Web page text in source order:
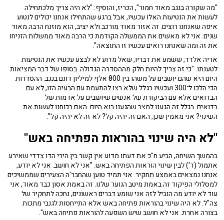
"מה שקורה בנגב מאוד חמור", הכריז, והוסיף: "לא היה צריך מלכתחילה
לעשות את הנטיעות האלו עכשיו, אבל ברגע שהתחילו אנחנו יכולים לנטוע
איפה שאנחנו רוצים. זה אזור מאוד מורכב ולא יציב, הוא מוזנח הרבה מאוד
שנים. אני לא מאשים את הממשלה הקודמת כי הרבה מאוד ממשלות הזניחו
את זה ומה שאנחנו רואים עכשיו זו התוצאה".
אריה אלדד, ששמע את דבריו, שאל מדוע לא לבצע עכשיו את הנטיעות
לטענתו. "כי זה צריך להיות חלק מההסדרה הגדולה. בסופו של דבר המציאות
היום היא שהם יושבים על משהו בין 800 אלף למיליון דונם בנגב. ההסדרות
הכי הלכו ל־300 ועכשיו בגלל שלא רצו להתעמת עם הבעיה הזו, לא עם
הבדואים אלא עם הביקורת של אנשים שיושבים על אדמות של
בדואים. בגלל זה הגענו למצב שהגענו בוא היום. האם בכוחנו לעשות את
השינוי? אני מאמין שכן, האם זה יהיה קל? לא זה לא יהיה קל".
"לא היה שינוי בהוראות הפתיחה באש"
בהמשך השיחה, הביע ח"כ את דעתו מדוע אין קשר בין הירי הדו צדדי שאירע
אתמול (ד') לבין שינוי הוראות הפתיחה באש. "אני לא חושב. אני לא יודע,
אנחנו נמצאים באמצע תחקיר. אני תמיד טוען שהחבר'ה הצעירים שממשיכים
למסלולי הפיקוד זה באמת מיטב הנוער שלנו. זה באמת אסון כבד מאוד, אני
עוד לא יודע מה הוביל לזה אני שומע דברים ראשונים, נחכה לתחקיר של
צה"ל. לא היה שינוי בהוראות פתיחה באש אלא התייחסות לגנבי מתכות
בצורה אחרת. אני לא חושב שיש השפעה להוראות פתיחה באש".